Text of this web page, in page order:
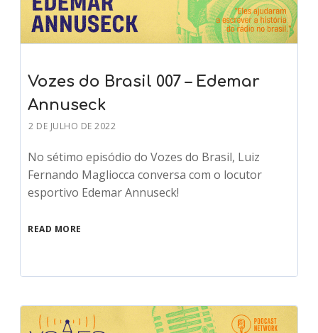
Vozes do Brasil 007 – Edemar
Annuseck
2 DE JULHO DE 2022
No sétimo episódio do Vozes do Brasil, Luiz
Fernando Magliocca conversa com o locutor
esportivo Edemar Annuseck!
READ MORE